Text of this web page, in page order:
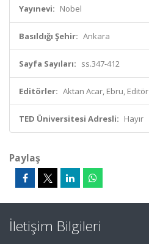
Yayınevi: Nobel
Basıldığı Şehir: Ankara
Sayfa Sayıları: ss.347-412
Editörler: Aktan Acar, Ebru, Editör
TED Üniversitesi Adresli: Hayır
Paylaş
İletişim Bilgileri